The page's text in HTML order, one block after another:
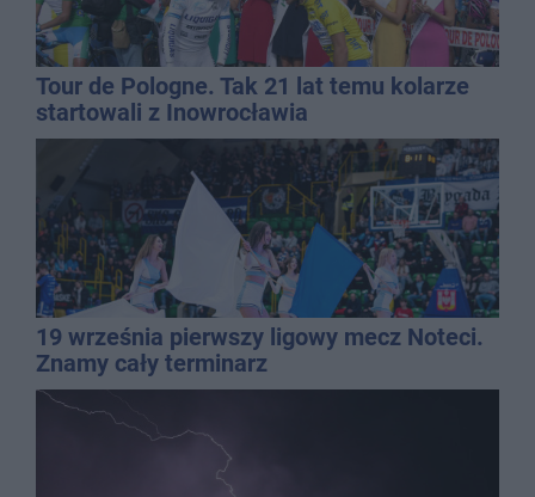
Tour de Pologne. Tak 21 lat temu kolarze
startowali z Inowrocławia
19 września pierwszy ligowy mecz Noteci.
Znamy cały terminarz